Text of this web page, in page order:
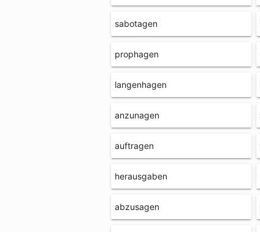
sabotagen
prophagen
langenhagen
anzunagen
auftragen
herausgaben
abzusagen